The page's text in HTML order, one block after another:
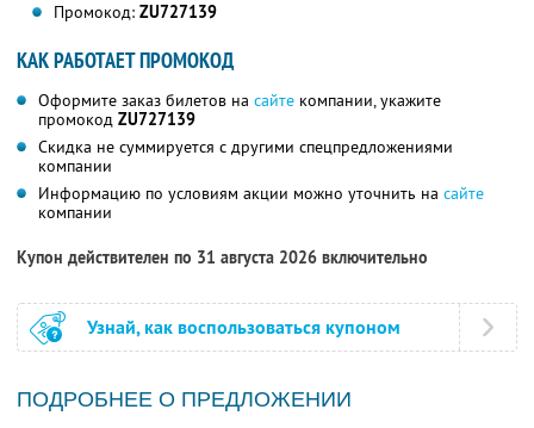
Промокод: ZU727139
КАК РАБОТАЕТ ПРОМОКОД
Оформите заказ билетов на сайте компании, укажите
промокод ZU727139
Скидка не суммируется с другими спецпредложениями
компании
Информацию по условиям акции можно уточнить на сайте
компании
Купон действителен по 31 августа 2026 включительно
Узнай, как воспользоваться купоном
ПОДРОБНЕЕ О ПРЕДЛОЖЕНИИ